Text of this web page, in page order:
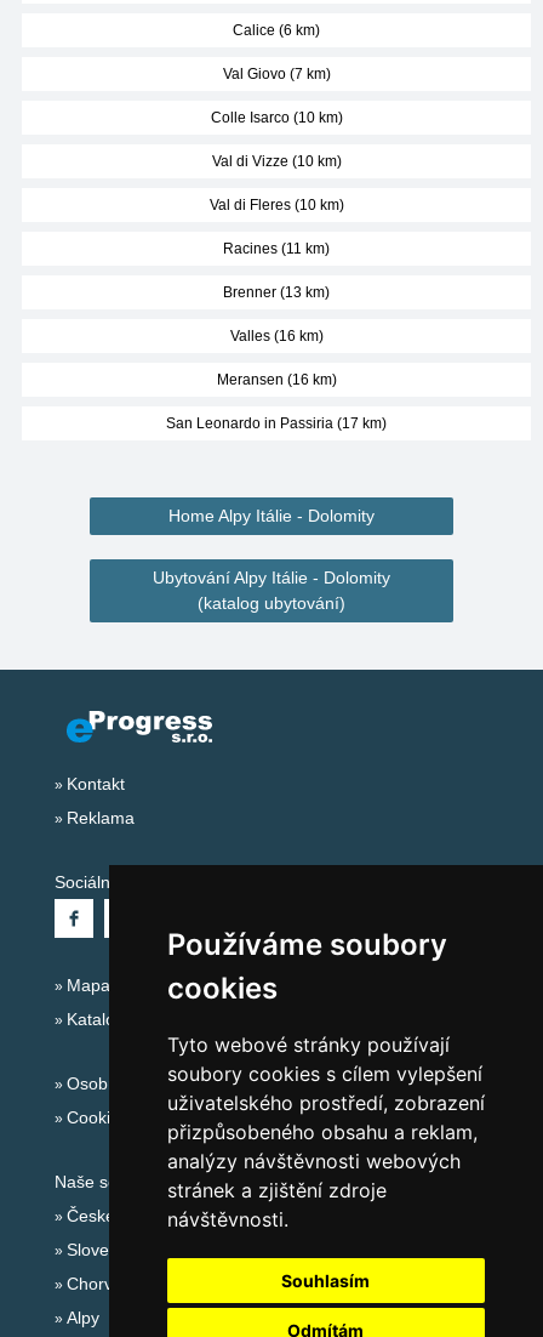
Používáme soubory
cookies
Tyto webové stránky používají
soubory cookies s cílem vylepšení
uživatelského prostředí, zobrazení
přizpůsobeného obsahu a reklam,
analýzy návštěvnosti webových
stránek a zjištění zdroje
návštěvnosti.
Souhlasím
Odmítám
Calice (6 km)
Val Giovo (7 km)
Colle Isarco (10 km)
Val di Vizze (10 km)
Val di Fleres (10 km)
Racines (11 km)
Brenner (13 km)
Valles (16 km)
Meransen (16 km)
San Leonardo in Passiria (17 km)
Home Alpy Itálie - Dolomity
Ubytování Alpy Itálie - Dolomity
(katalog ubytování)
Kontakt
Reklama
Sociální sítě:
Mapa serveru Alpy Itálie - Dolomity
Katalog ubytování
Osobní údaje
Cookies
Naše servery:
České hory
Slovenské hory
Chorvatsko
Alpy